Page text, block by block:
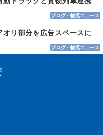
ブログ・物流ニュース
リ部分を広告スペースに
ブログ・物流ニュース